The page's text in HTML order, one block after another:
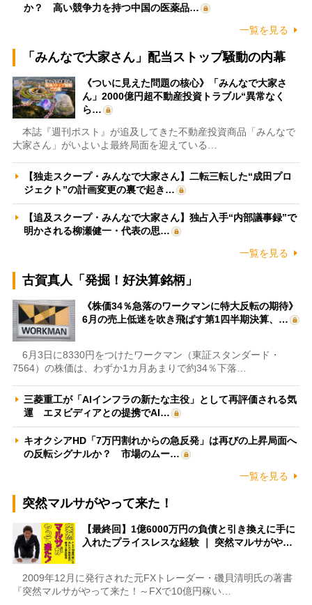
か？ 高い競争力を持つ中国の医薬品…
一覧を見る
「みんなで大家さん」配当ストップ騒動の内幕
《ついに見えた問題の核心》「みんなで大家さ
ん」2000億円超不動産投資トラブル“異常なく
ら…
本誌『週刊ポスト』が追及してきた不動産投資商品「みんなで
大家さん」がいよいよ最終局面を迎えている…
【独走スクープ・みんなで大家さん】二転三転した“成田プロ
ジェクト”の計画変更の裏で起き…
【追及スクープ・みんなで大家さん】独占入手“内部議事録”で
明かされる柳瀬健一・代表の思…
一覧を見る
古賀真人「発掘！好決算銘柄」
《株価34％急落のワークマンに特大反転の期待》
6月の売上低迷を吹き飛ばす第1四半期決算、…
6月3日に8330円をつけたワークマン（東証スタンダード・
7564）の株価は、わずか1カ月あまりで約34％下落…
三菱重工が「AIインフラの新たな主役」として再評価される気
運 エヌビディアとの提携でAI…
キオクシアHD「7万円割れからの急反発」は再びの上昇局面へ
の反転シグナルか？ 市場のムー…
一覧を見る
突然マルサがやって来た！
【最終回】1億6000万円の負債と引き換えに手に
入れたプライスレスな経験 ｜ 突然マルサがや…
2009年12月に発行された元FXトレーダー・磯貝清明氏の著書
『突然マルサがやって来た！～FXで10億円稼い…